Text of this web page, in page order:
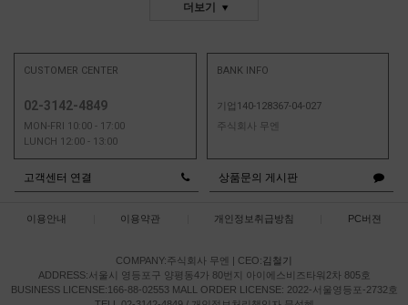
더보기
CUSTOMER CENTER
02-3142-4849
MON-FRI 10:00 - 17:00
LUNCH 12:00 - 13:00
BANK INFO
기업140-128367-04-027
주식회사 무엔
고객센터 연결 상품문의 게시판
이용안내 이용약관 개인정보취급방침 PC버젼
COMPANY:주식회사 무엔 | CEO:김철기
ADDRESS:서울시 영등포구 양평동4가 80번지 아이에스비즈타워2차 805호
BUSINESS LICENSE:166-88-02553 MALL ORDER LICENSE: 2022-서울영등포-2732호